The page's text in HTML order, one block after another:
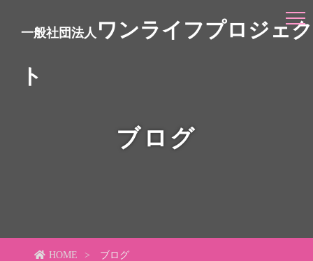
一般社団法人 ワンライフプロジェク
ト
ブログ
HOME ブログ